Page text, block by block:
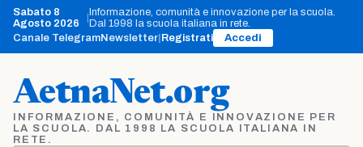
Vai
contenuto
Sabato 8
Agosto 2026
Informazione, comunità e innovazione per la scuola.
Dal 1998 la scuola italiana in rete.
Canale TelegramNewsletter Registrati Accedi
AetnaNet.org
INFORMAZIONE, COMUNITÀ E INNOVAZIONE PER
LA SCUOLA. DAL 1998 LA SCUOLA ITALIANA IN
RETE.